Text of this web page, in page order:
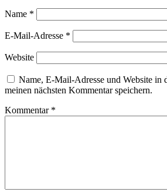
Name *
E-Mail-Adresse *
Website
Name, E-Mail-Adresse und Website in
meinen nächsten Kommentar speichern.
Kommentar *